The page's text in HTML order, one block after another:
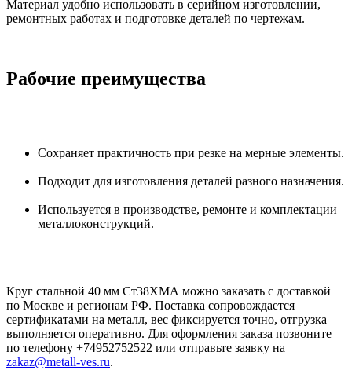
Материал удобно использовать в серийном изготовлении,
ремонтных работах и подготовке деталей по чертежам.
Рабочие преимущества
Сохраняет практичность при резке на мерные элементы.
Подходит для изготовления деталей разного назначения.
Используется в производстве, ремонте и комплектации
металлоконструкций.
Круг стальной 40 мм Ст38ХМА можно заказать с доставкой
по Москве и регионам РФ. Поставка сопровождается
сертификатами на металл, вес фиксируется точно, отгрузка
выполняется оперативно. Для оформления заказа позвоните
по телефону +74952752522 или отправьте заявку на
zakaz@metall-ves.ru.